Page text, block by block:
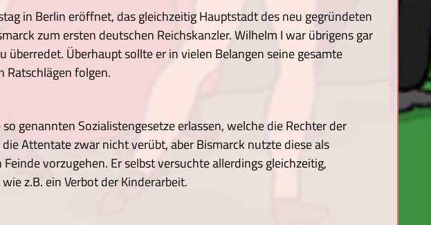
in Berlin eröffnet, das gleichzeitig Hauptstadt des neu gegründeten
zum ersten deutschen Reichskanzler. Wilhelm I war übrigens gar
überredet. Überhaupt sollte er in vielen Belangen seine gesamte
Ratschlägen folgen.
genannten Sozialistengesetze erlassen, welche die Rechter der
Attentate zwar nicht verübt, aber Bismarck nutzte diese als
vorzugehen. Er selbst versuchte allerdings gleichzeitig,
z.B. ein Verbot der Kinderarbeit.